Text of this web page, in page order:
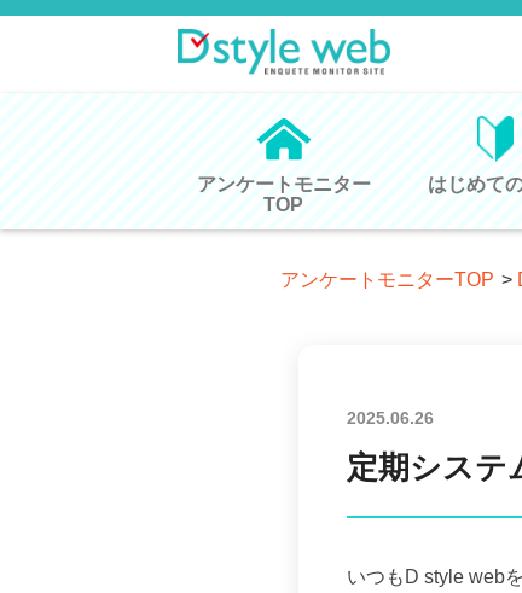
アンケートモニター
TOP
はじめて
アンケートモニターTOP >
2025.06.26
定期システ
いつもD style web